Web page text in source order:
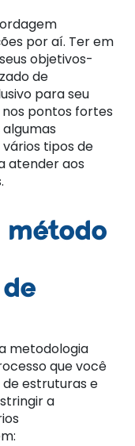
por aí. Ter em
objetivos-
de
para seu
pontos fortes
tipos de
atender aos
método
metodologia
que você
estruturas e
a